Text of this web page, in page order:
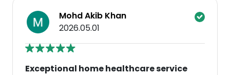
Mohd Akib Khan
2026.05.01
Exceptional home healthcare service